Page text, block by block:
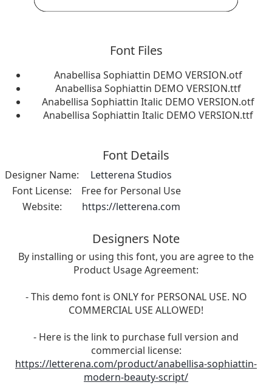
Font Files
Anabellisa Sophiattin DEMO VERSION.otf
Anabellisa Sophiattin DEMO VERSION.ttf
Anabellisa Sophiattin Italic DEMO VERSION.otf
Anabellisa Sophiattin Italic DEMO VERSION.ttf
Font Details
Designer Name:
Letterena Studios
Font License:
Free for Personal Use
Website:
https://letterena.com
Designers Note
By installing or using this font, you are agree to the
Product Usage Agreement:
- This demo font is ONLY for PERSONAL USE. NO
COMMERCIAL USE ALLOWED!
- Here is the link to purchase full version and
commercial license:
https://letterena.com/product/anabellisa-sophiattin-
modern-beauty-script/